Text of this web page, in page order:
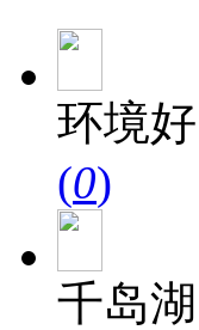
环境
(0)
千岛